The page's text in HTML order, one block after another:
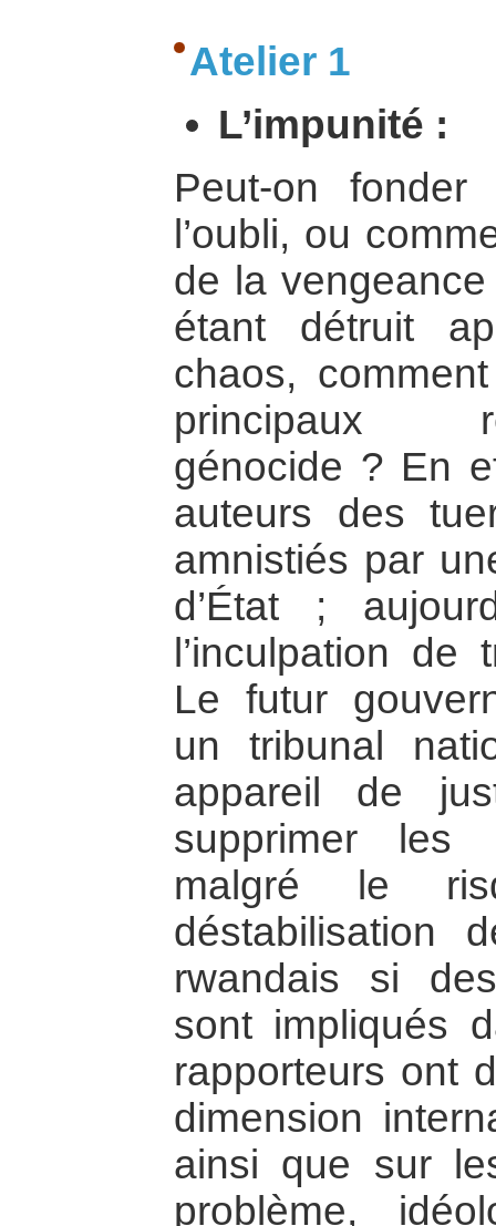
Atelier 1
L’impunité :
Peut-on
l’oubli, ou
de la vengeance
étant détruit
chaos,
principaux
génocide ? En
auteurs des
amnistiés par
d’État ;
l’inculpation de
Le futur
un tribunal
appareil de
supprimer les
malgré le
déstabilisation
rwandais si
sont impliqués
rapporteurs ont
dimension
ainsi que sur
problème,